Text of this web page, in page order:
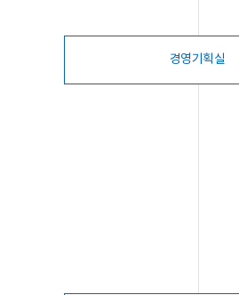
경영기획실